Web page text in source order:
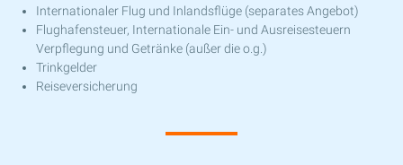
Internationaler Flug und Inlandsflüge (separates Angebot)
Flughafensteuer, Internationale Ein- und Ausreisesteuern
Verpflegung und Getränke (außer die o.g.)
Trinkgelder
Reiseversicherung